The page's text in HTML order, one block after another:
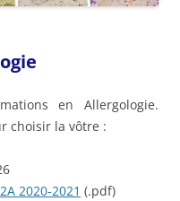
en Allergologie.
choisir la vôtre :
2020-2021 (.pdf)